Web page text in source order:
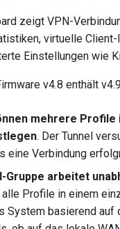
zeigt VPN-
virtuelle
Einstellungen wie
v4.8 enthält
mehrere Profile
. Der Tunnel
eine Verbindung
Gruppe arbeitet
alle Profile in einem
System basierend auf